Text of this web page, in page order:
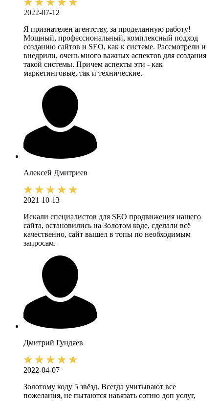
2022-07-12
Я признателен агентству, за проделанную работу!
Мощный, профессиональный, комплексный подход
созданию сайтов и SEO, как к системе. Рассмотрели и
внедрили, очень много важных аспектов для создания
такой системы. Причем аспекты эти - как
маркетинговые, так и технические.
Алексей Дмитриев
2021-10-13
Искали специалистов для SEO продвижения нашего
сайта, остановились на Золотом коде, сделали всё
качественно, сайт вышел в топы по необходимым
запросам.
Дмитрий Гундяев
2022-04-07
Золотому коду 5 звёзд. Всегда учитывают все
пожелания, не пытаются навязать сотню доп услуг,